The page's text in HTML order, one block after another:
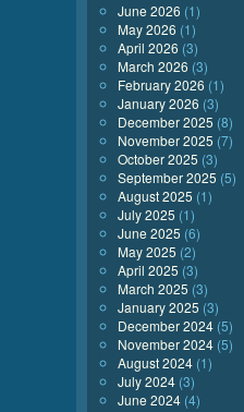
June 2026 (1)
May 2026 (1)
April 2026 (3)
March 2026 (3)
February 2026 (1)
January 2026 (3)
December 2025 (8)
November 2025 (7)
October 2025 (3)
September 2025 (5)
August 2025 (1)
July 2025 (1)
June 2025 (6)
May 2025 (2)
April 2025 (3)
March 2025 (3)
January 2025 (3)
December 2024 (5)
November 2024 (5)
August 2024 (1)
July 2024 (3)
June 2024 (4)